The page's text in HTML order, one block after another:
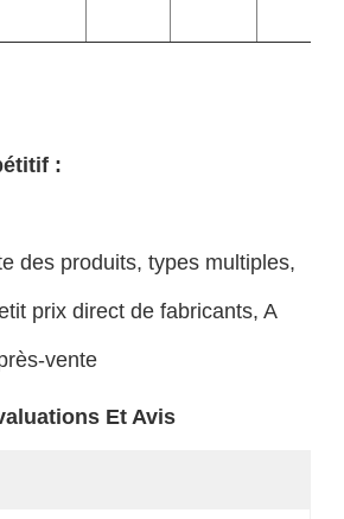
:
des produits, types multiples,
prix direct de fabricants, A
vente
Et Avis